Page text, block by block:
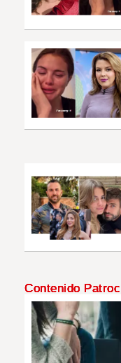
Contenido